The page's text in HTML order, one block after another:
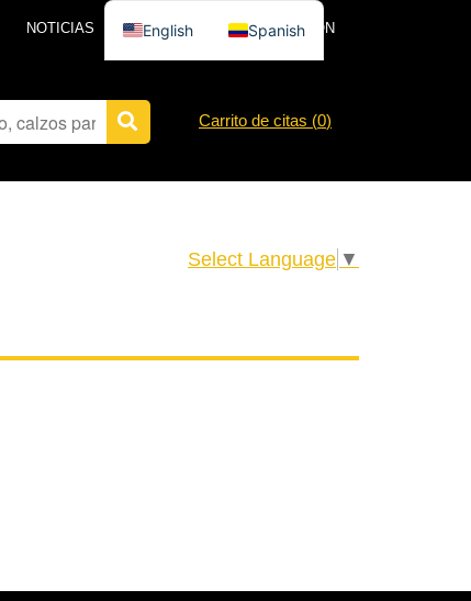
NOTICIAS PÓNGASE EN CONTACTO CON
Carrito de citas (0)
Select Language ▼
English Spanish